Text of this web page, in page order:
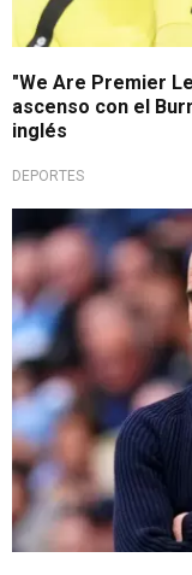
"We Are Premier
ascenso con el
inglés
DEPORTES
Perú presente